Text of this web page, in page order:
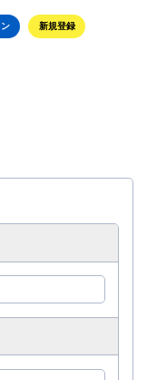
新規登録